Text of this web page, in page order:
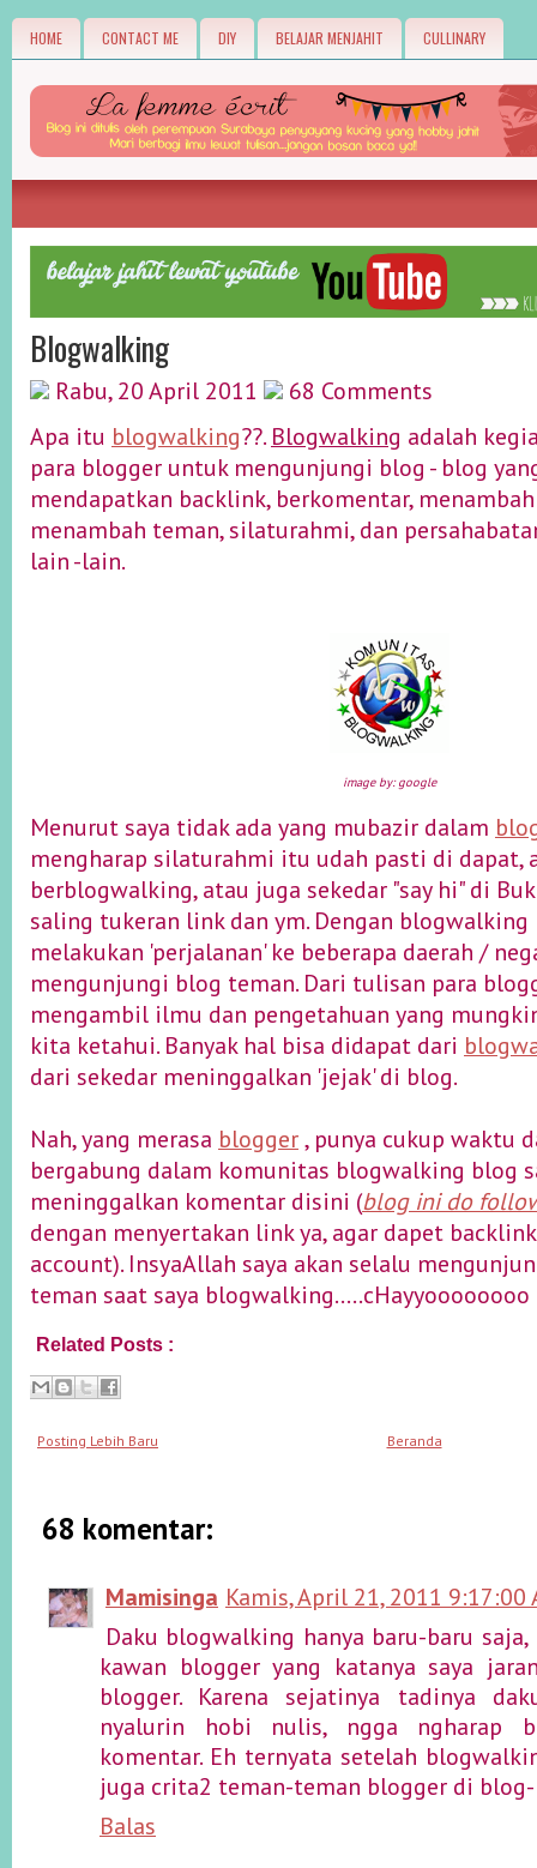
HOME CONTACT ME DIY BELAJAR MENJAHIT CULLINARY
Blogwalking
Rabu, 20 April 2011
68 Comments
Apa itu blogwalking??. Blogwalking adalah
para blogger untuk mengunjungi blog - blog
mendapatkan backlink, berkomentar,
menambah teman, silaturahmi, dan
lain -lain.
image by: google
Menurut saya tidak ada yang mubazir dalam
mengharap silaturahmi itu udah pasti di dapat,
berblogwalking, atau juga sekedar "say hi" di
saling tukeran link dan ym. Dengan
melakukan 'perjalanan' ke beberapa daerah /
mengunjungi blog teman. Dari tulisan para
mengambil ilmu dan pengetahuan yang
kita ketahui. Banyak hal bisa didapat dari
dari sekedar meninggalkan 'jejak' di blog.
Nah, yang merasa blogger , punya cukup waktu
bergabung dalam komunitas blogwalking blog
meninggalkan komentar disini (blog ini do
dengan menyertakan link ya, agar dapet
account). InsyaAllah saya akan selalu
teman saat saya blogwalking.....cHayyoooooooo
Related Posts :
Posting Lebih Baru Beranda
68 komentar:
Mamisinga Kamis, April 21, 2011 9:17:00
Daku blogwalking hanya baru-baru
kawan blogger yang katanya saya
blogger. Karena sejatinya tadinya
nyalurin hobi nulis, ngga ngharap
komentar. Eh ternyata setelah
juga crita2 teman-teman blogger di
Balas